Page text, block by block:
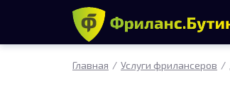
Главная Услуги фрилансеров